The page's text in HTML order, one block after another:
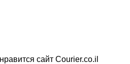
сайт Courier.co.il